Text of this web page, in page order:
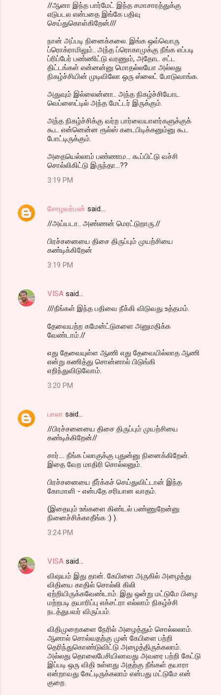
//ஆனா இந்த பார்மேட் இந்த சமாசாரத்துக்கு
எடுபடல என்பதை இங்கே பதிவு
செய்துகொள்கிறேன்///
நான் அப்படி நினைக்கலை. இங்க ஒவ்வொரு
ப்ரொக்ராமிலும்.. அந்த ப்ரொகாமுக்கு நீங்க எப்படி
ப்ரிப்பேர் பண்ணிட்டு வரணும், அதோட சட்ட
திட்டங்கள் என்னன்னு மொதல்லயோ அல்லது
நிகழ்ச்சியின் முடிவிலோ ஒரு ஸ்லைட் போடுவாங்க.
அதுவும் இல்லைன்னா.. அந்த நிகழ்ச்சியோட
வெப்ஸைட்டில் அந்த மேட்டர் இருக்கும்.
அந்த நிகழ்ச்சிக்கு வர்ற பார்வையாளர்களுக்குக்
கூட என்னென்ன ரூல்ஸ் கடைபிடிக்கனும்னு கூட
போட்டிருக்கும்.
அதையெல்லாம் பண்ணாம... கூப்பிட்டு வச்சி
சொல்லிகிட்டு இருந்தா...??
3:19 PM
சோழவர்மன் said…
//அய்யடா.. அண்ணன் மெரட்டுறாரு.//
பிரச்சனையை திசை திருப்பும் முயற்சியை
கண்டிக்கிறேன்
3:19 PM
VISA said…
///நீங்கள் இந்த பதிவை நீக்கி விடுவது உத்தமம்.
தேவையற்ற கமேன்ட்டுகளை அனுமதிக்க
வேண்டாம்.//
எது தேவையுள்ள ஆணி எது தேவையில்லாத ஆணி
என்று கணித்து சொன்னால் பிடுங்கி
எறிந்துவிடுவோம்.
3:20 PM
பாலா said…
//பிரச்சனையை திசை திருப்பும் முயற்சியை
கண்டிக்கிறேன்//
சார்.... நீங்க ப்லாகுக்கு புதுன்னு நினைக்கிறேன்.
இதை வேற மாதிரி சொல்லனும்.
பிரச்சனையை நீர்க்கச் செய்துவிட்டான் இந்த
கோமாளி - என்பதே சரியான வாதம்.
(இதையும் உங்களை கிண்டல் பண்ணுறேன்னு
நினைச்சிக்காதீங்க :) ).
3:24 PM
VISA said…
விஷயம் இது தான். கேபிளை அருகில் அழைத்து
விதியை காதில் சொல்லி கிலி
ஏற்றியிருக்கவேண்டாம். இது ஒன்று மட்டுமே பிழை
மற்றபடி தயாரிப்பு எக்சட்ரா எல்லாம் நிகழ்ச்சி
நடத்துபவர் விருப்பம்.
விதிமுறைகளை நேரில் அழைத்தும் சொல்லலாம்.
ஆனால் சொல்வதற்கு முன் கேபிளை பற்றி
தெரிந்துகொண்டுவிட்டு அழைத்திருக்கலாம்.
அல்லது தொலைபேசியிலாவது அவரை பற்றி கேட்டு
இப்படி ஒரு விதி உள்ளது அதற்கு நீங்கள் தயாரா
என்றாவது கேட்டிருக்கலாம் என்பது மட்டுமே என்
குறை.